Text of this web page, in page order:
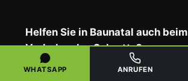
Helfen Sie in Baunatal auch beim
Verladen des Schrotts?
WHATSAPP ANRUFEN